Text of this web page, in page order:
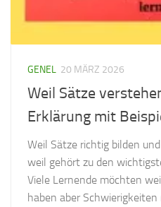
GENEL 20 MÄRZ 2026
Weil Sätze
Erklärung mit
Weil Sätze richtig bilden
weil gehört zu den
Viele Lernende möchten
haben aber